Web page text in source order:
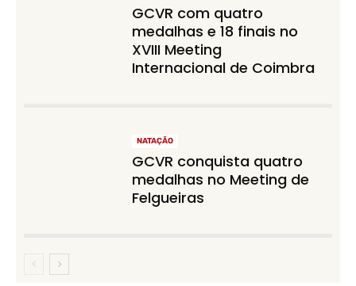
GCVR com quatro
medalhas e 18 finais no
XVIII Meeting
Internacional de Coimbra
NATAÇÃO
GCVR conquista quatro
medalhas no Meeting de
Felgueiras